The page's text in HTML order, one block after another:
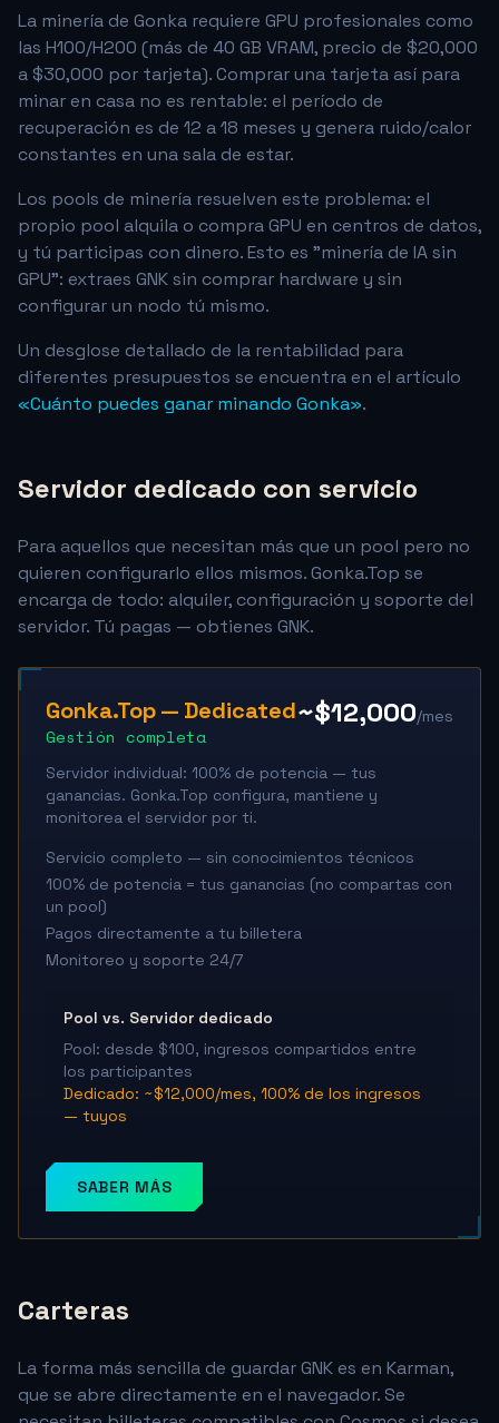
La minería de Gonka requiere GPU profesionales como
las H100/H200 (más de 40 GB VRAM, precio de $20,000
a $30,000 por tarjeta). Comprar una tarjeta así para
minar en casa no es rentable: el período de
recuperación es de 12 a 18 meses y genera ruido/calor
constantes en una sala de estar.
Los pools de minería resuelven este problema: el
propio pool alquila o compra GPU en centros de datos,
y tú participas con dinero. Esto es "minería de IA sin
GPU": extraes GNK sin comprar hardware y sin
configurar un nodo tú mismo.
Un desglose detallado de la rentabilidad para
diferentes presupuestos se encuentra en el artículo
«Cuánto puedes ganar minando Gonka».
Servidor dedicado con servicio
Para aquellos que necesitan más que un pool pero no
quieren configurarlo ellos mismos. Gonka.Top se
encarga de todo: alquiler, configuración y soporte del
servidor. Tú pagas — obtienes GNK.
Gonka.Top — Dedicated
Gestión completa
~$12,000/mes
Servidor individual: 100% de potencia — tus
ganancias. Gonka.Top configura, mantiene y
monitorea el servidor por ti.
Servicio completo — sin conocimientos técnicos
100% de potencia = tus ganancias (no compartas con
un pool)
Pagos directamente a tu billetera
Monitoreo y soporte 24/7
Pool vs. Servidor dedicado
Pool: desde $100, ingresos compartidos entre
los participantes
Dedicado: ~$12,000/mes, 100% de los ingresos
— tuyos
SABER MÁS
Carteras
La forma más sencilla de guardar GNK es en Karman,
que se abre directamente en el navegador. Se